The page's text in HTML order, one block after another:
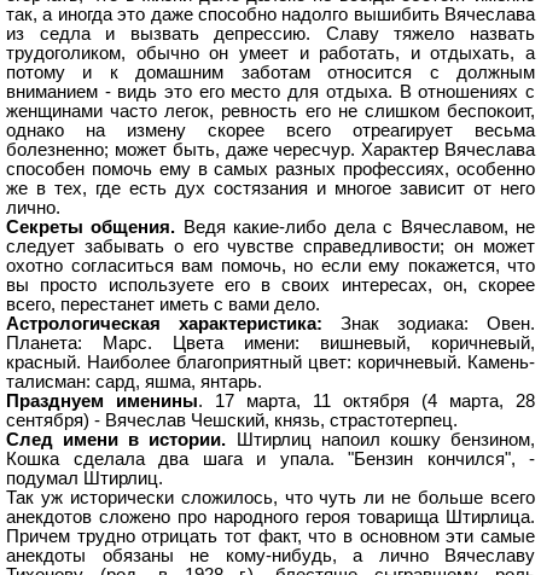
так, а иногда это даже способно надолго вышибить Вячеслава
из седла и вызвать депрессию. Славу тяжело назвать
трудоголиком, обычно он умеет и работать, и отдыхать, а
потому и к домашним заботам относится с должным
вниманием - видь это его место для отдыха. В отношениях с
женщинами часто легок, ревность его не слишком беспокоит,
однако на измену скорее всего отреагирует весьма
болезненно; может быть, даже чересчур. Характер Вячеслава
способен помочь ему в самых разных профессиях, особенно
же в тех, где есть дух состязания и многое зависит от него
лично.
Секреты общения. Ведя какие-либо дела с Вячеславом, не
следует забывать о его чувстве справедливости; он может
охотно согласиться вам помочь, но если ему покажется, что
вы просто используете его в своих интересах, он, скорее
всего, перестанет иметь с вами дело.
Астрологическая характеристика: Знак зодиака: Овен.
Планета: Марс. Цвета имени: вишневый, коричневый,
красный. Наиболее благоприятный цвет: коричневый. Камень-
талисман: сард, яшма, янтарь.
Празднуем именины. 17 марта, 11 октября (4 марта, 28
сентября) - Вячеслав Чешский, князь, страстотерпец.
След имени в истории. Штирлиц напоил кошку бензином,
Кошка сделала два шага и упала. "Бензин кончился", -
подумал Штирлиц.
Так уж исторически сложилось, что чуть ли не больше всего
анекдотов сложено про народного героя товарища Штирлица.
Причем трудно отрицать тот факт, что в основном эти самые
анекдоты обязаны не кому-нибудь, а лично Вячеславу